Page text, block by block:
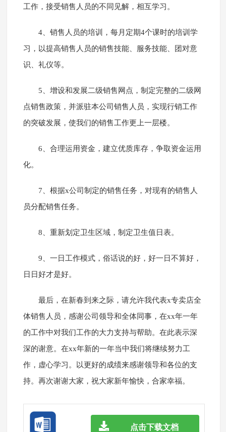
工作，接受销售人员的不同见解，相互学习。
4、销售人员的培训，每月定期4个课时的培训学
习，以提高销售人员的销售技能、服务技能、团对意
识、礼仪等。
5、增设和发展二级销售网点，制定完整的二级网
点销售政策，并派驻本公司销售人员，实现行销工作
的突破发展，使我们的销售工作更上一层楼。
6、合理运用资金，建立优质库存，争取资金运用
化。
7、根据x公司制定的销售任务，对现有的销售人
员分配销售任务。
8、重新划定卫生区域，制定卫生值日表。
9、一日工作模式，俗话说的好，好一日不算好，
日日好才是好。
最后，在新春到来之际，请允许我代表x专卖店全
体销售人员，感谢公司领导和全体同事，在xx年一年
的工作中对我们工作的大力支持与帮助。在此表示深
深的谢意。在xx年新的一年当中我们将继续努力工
作，虚心学习。以更好的成绩来感谢领导和各位的支
持。再次谢谢大家，祝大家新年愉快，合家幸福。
点击下载文档